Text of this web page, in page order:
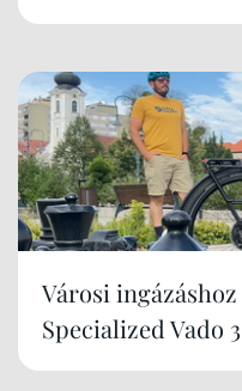
Városi
Specialized Vado 3